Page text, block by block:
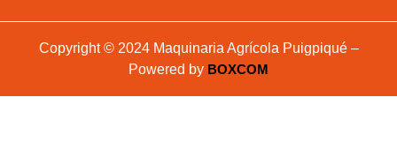
Copyright © 2024 Maquinaria Agrícola Puigpiqué –
Powered by BOXCOM